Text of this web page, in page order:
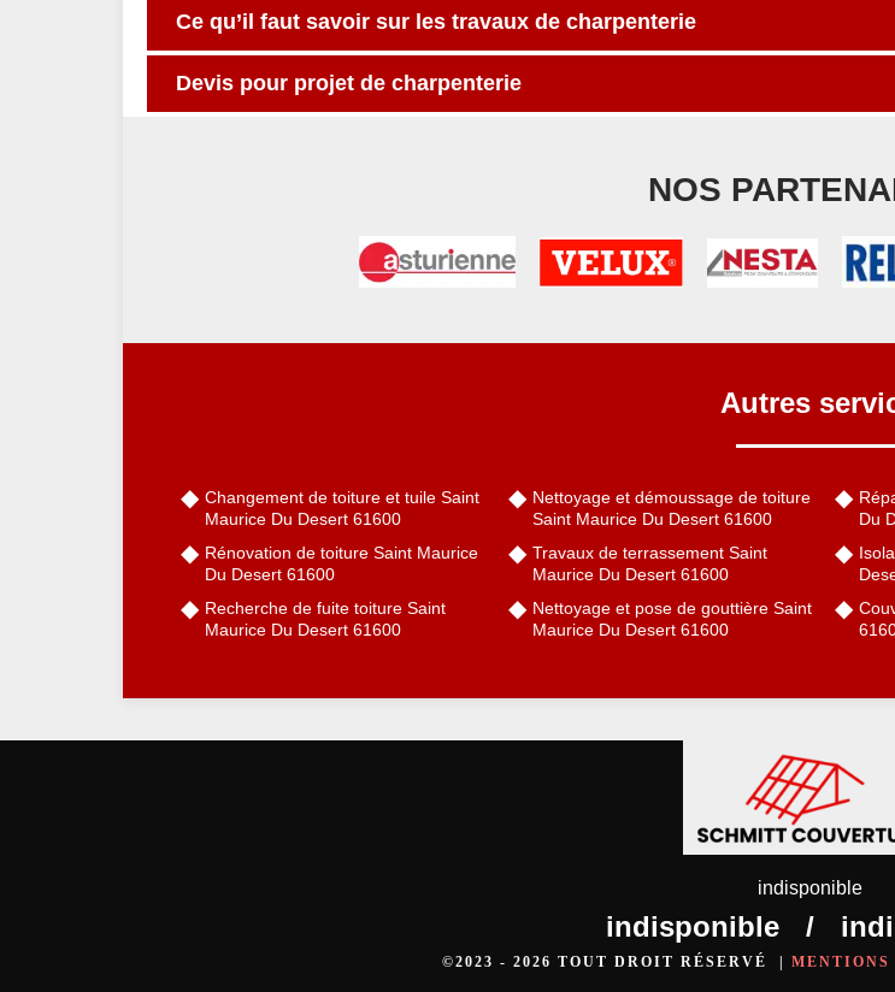
Ce qu’il faut savoir sur les travaux de charpenterie
Devis pour projet de charpenterie
NOS
Autres
Changement de toiture et tuile Saint
Maurice Du Desert 61600
Rénovation de toiture Saint Maurice
Du Desert 61600
Recherche de fuite toiture Saint
Maurice Du Desert 61600
Nettoyage et démoussage de toiture
Saint Maurice Du Desert 61600
Travaux de terrassement Saint
Maurice Du Desert 61600
Nettoyage et pose de gouttière Saint
Maurice Du Desert 61600
Du
indisponible
indisponible /
©2023 - 2026 TOUT DROIT RÉSERVÉ | MENTIONS